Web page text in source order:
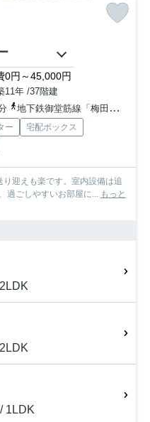
0円～45,000円
11年 /37階建
地下鉄御堂筋線「梅田」駅 徒歩9分
ー
宅配ボックス
迎えも楽です。室内設備は追
過ごしやすいお部屋に... もっと
1LDK